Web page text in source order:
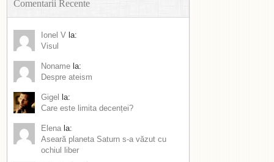
Comentarii Recente
Ionel V la:
Visul
Noname la:
Despre ateism
Gigel
la:
Care este limita decenței?
Elena la:
Aseară planeta Saturn s-a văzut cu
ochiul liber